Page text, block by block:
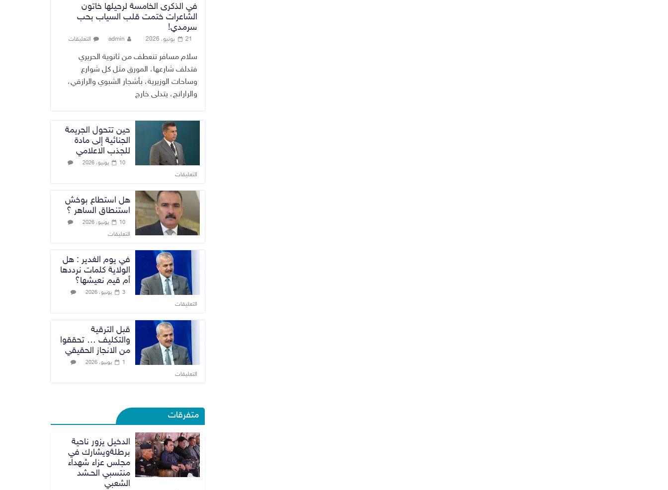
في الذكرى الخامسة لرحيلها خاتون
الشاعرات ختمت قلب السياب بحب
سرمدي!
21 يونيو، 2026 admin التعليقات
سلام مسافر تنعطف من ثانوية الحريري
فتدلف شارعها، المورق مثل كل شوارع
وساحات الوزيرية، بأشجار الشبوي والرازقي،
والرارانج، يتدلى خارج
حين تتحول الجريمة
الجنائية إلى مادة
للجذب الاعلامي
10 يونيو، 2026
التعليقات
هل استطاع بوخش
استنطاق الساهر ؟
10 يونيو، 2026
التعليقات
في يوم الغدير : هل
الولاية كلمات نرددها
أم قيم نعيشها؟
3 يونيو، 2026
التعليقات
قبل الترقية
والتكليف … تحققوا
من الانجاز الحقيقي
1 يونيو، 2026
التعليقات
متفرقات
الدخيل يزور ناحية
برطلةويشارك في
مجلس عزاء شهداء
منتسبي الحـشد
الشعبي